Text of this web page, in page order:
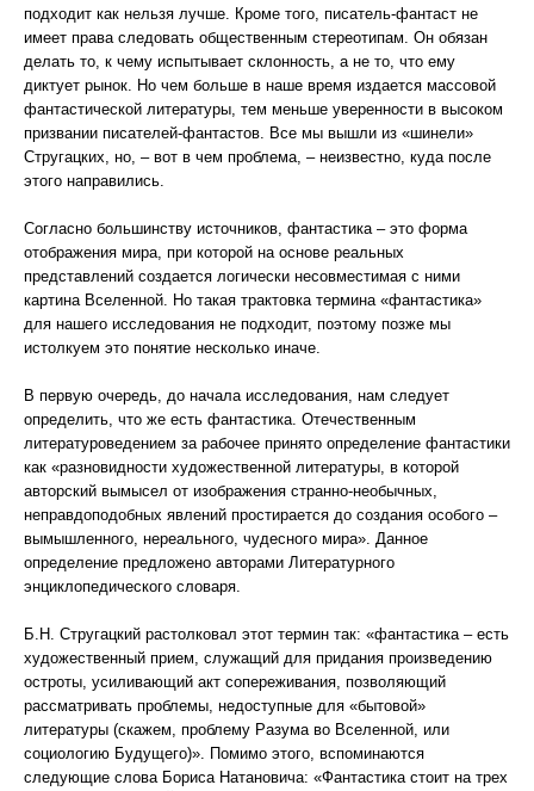
подходит как нельзя лучше. Кроме того, писатель-фантаст не
имеет права следовать общественным стереотипам. Он обязан
делать то, к чему испытывает склонность, а не то, что ему
диктует рынок. Но чем больше в наше время издается массовой
фантастической литературы, тем меньше уверенности в высоком
призвании писателей-фантастов. Все мы вышли из «шинели»
Стругацких, но, – вот в чем проблема, – неизвестно, куда после
этого направились.
Согласно большинству источников, фантастика – это форма
отображения мира, при которой на основе реальных
представлений создается логически несовместимая с ними
картина Вселенной. Но такая трактовка термина «фантастика»
для нашего исследования не подходит, поэтому позже мы
истолкуем это понятие несколько иначе.
В первую очередь, до начала исследования, нам следует
определить, что же есть фантастика. Отечественным
литературоведением за рабочее принято определение фантастики
как «разновидности художественной литературы, в которой
авторский вымысел от изображения странно-необычных,
неправдоподобных явлений простирается до создания особого –
вымышленного, нереального, чудесного мира». Данное
определение предложено авторами Литературного
энциклопедического словаря.
Б.Н. Стругацкий растолковал этот термин так: «фантастика – есть
художественный прием, служащий для придания произведению
остроты, усиливающий акт сопереживания, позволяющий
рассматривать проблемы, недоступные для «бытовой»
литературы (скажем, проблему Разума во Вселенной, или
социологию Будущего)». Помимо этого, вспоминаются
следующие слова Бориса Натановича: «Фантастика стоит на трех